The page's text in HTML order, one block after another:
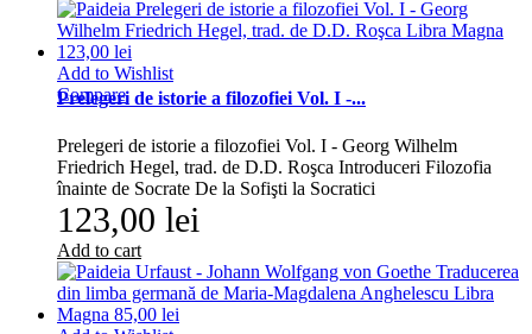
Add to Wishlist
Compare
Prelegeri de istorie a filozofiei Vol. I -...
Prelegeri de istorie a filozofiei Vol. I - Georg Wilhelm
Friedrich Hegel, trad. de D.D. Roşca Introduceri Filozofia
înainte de Socrate De la Sofişti la Socratici
123,00 lei
Add to cart